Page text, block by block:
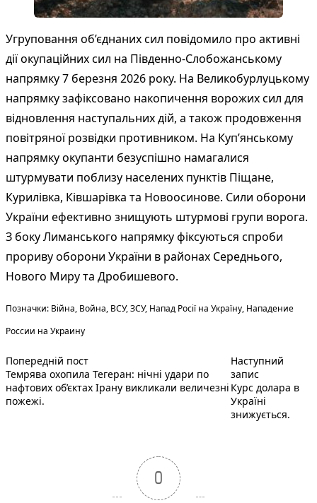
Угруповання об’єднаних сил повідомило про активні
дії окупаційних сил на Південно-Слобожанському
напрямку 7 березня 2026 року. На Великобурлуцькому
напрямку зафіксовано накопичення ворожих сил для
відновлення наступальних дій, а також продовження
повітряної розвідки противником. На Куп’янському
напрямку окупанти безуспішно намагалися
штурмувати поблизу населених пунктів Піщане,
Курилівка, Ківшарівка та Новоосинове. Сили оборони
України ефективно знищують штурмові групи ворога.
З боку Лиманського напрямку фіксуються спроби
прориву оборони України в районах Середнього,
Нового Миру та Дробишевого.
Теги:
Позначки: Війна, Война, ВСУ,ЗСУ, Напад Росії на Україну, Нападение
России на Украину
Навігація
записів
Попередній постПопередній запис:
Темрява охопила Тегеран: нічні удари по
нафтових об’єктах Ірану викликали величезні
пожежі.
Наступний
записНаступний
Курс долара в
Україні
знижується.
0